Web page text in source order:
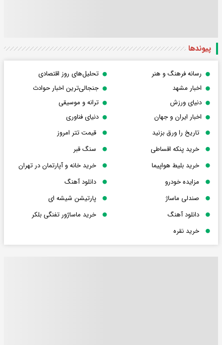
پیوندها
رسانه فرهنگ و هنر
تحلیل‌های روز اقتصادی
اخبار مشهد
جنجالی‌ترین اخبار حوادث
دنیای ورزش
ترانه و موسیقی
اخبار ایران و جهان
دنیای فناوری
تاریخ را ورق بزنید
قیمت تتر امروز
خرید پنکه اقساطی
سنگ قبر
خرید بلیط هواپیما
خرید خانه و آپارتمان در تهران
مزایده خودرو
دانلود آهنگ
صندلی ماساژ
پارتیشن شیشه ای
دانلود آهنگ
خرید ماساژور تفنگی بلکر
خرید نقره